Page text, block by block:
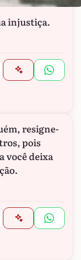
injustiça.
resigne-
pois
você deixa